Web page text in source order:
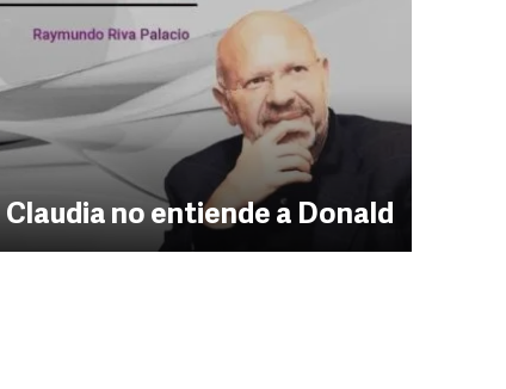
Claudia no entiende a Donald